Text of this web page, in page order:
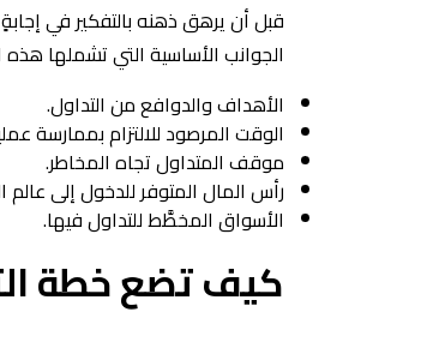
قبل أن يرهق ذهنه بالتفكير في
الجوانب الأساسية التي تشملها هذه
الأهداف والدوافع من التداول.
الوقت المرصود للالتزام بممارسة
موقف المتداول تجاه المخاطر.
رأس المال المتوفر للدخول إلى عالم
الأسواق المخطَّط للتداول فيها.
كيف تضع خطة